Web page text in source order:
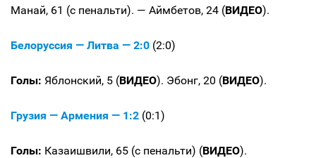
Манай, 61 (с пенальти). — Аймбетов, 24 (ВИДЕО).
Белоруссия — Литва — 2:0 (2:0)
Голы: Яблонский, 5 (ВИДЕО). Эбонг, 20 (ВИДЕО).
Грузия — Армения — 1:2 (0:1)
Голы: Казаишвили, 65 (с пенальти) (ВИДЕО).